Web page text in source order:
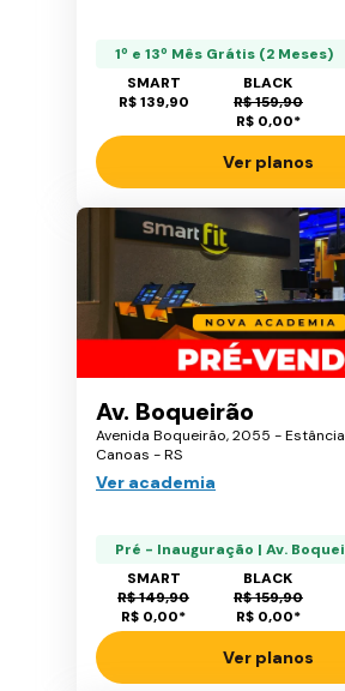
1º e 13º Mês Grátis (2 Meses)
SMART
R$ 139,90
BLACK
R$ 159,90
R$ 0,00*
Ver planos
Av. Boqueirão
Avenida Boqueirão, 2055 - Estância
Canoas - RS
Ver academia
Pré - Inauguração | Av.
SMART
R$ 149,90
R$ 0,00*
BLACK
R$ 159,90
R$ 0,00*
Ver planos